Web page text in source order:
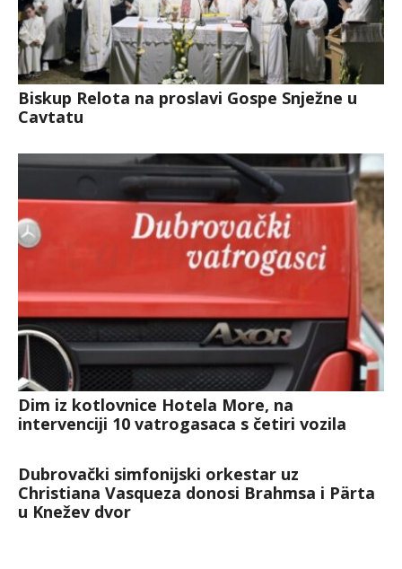
Biskup Relota na proslavi Gospe Snježne u
Cavtatu
Dim iz kotlovnice Hotela More, na
intervenciji 10 vatrogasaca s četiri vozila
Dubrovački simfonijski orkestar uz
Christiana Vasqueza donosi Brahmsa i Pärta
u Knežev dvor